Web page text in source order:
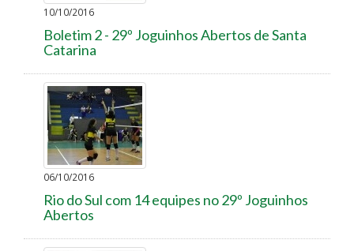
10/10/2016
Boletim 2 - 29º Joguinhos Abertos de Santa
Catarina
06/10/2016
Rio do Sul com 14 equipes no 29º Joguinhos
Abertos